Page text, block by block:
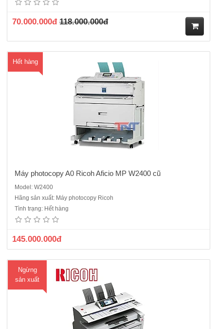
70.000.000đ 118.000.000đ
Hết hàng
Laser trắng đen, Khổ giấy tối đa: A0.Khổ A0,A1,A2Tốc độ copy: 2,4
Máy photocopy A0 Ricoh Aficio MP W2400 cũ
Model: W2400
Hãng sản xuất: Máy photocopy Ricoh
Tình trạng: Hết hàng
145.000.000đ
Ngừng
sản xuất
Máy photocopy A0 Ricoh Aficio MP W5100 (2 rolls) .ĐQSDChức
năng: COPY – IN MẠNG – SCAN MÀUTốc độ: 5,1 trang A0/phút – 10
trang A1/phút Độ phân giải: 600×600 dpiBộ nhớ: 1GB RAM +
2x160GB HDD.Phóng to thu nhỏ: 25-400%, tăng: 1%Thời gian khở..